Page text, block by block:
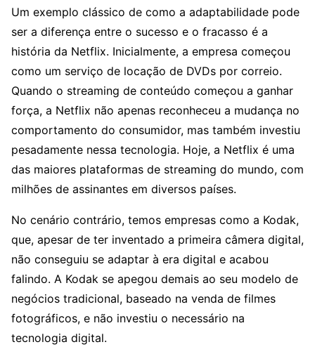
Um exemplo clássico de como a adaptabilidade pode
ser a diferença entre o sucesso e o fracasso é a
história da Netflix. Inicialmente, a empresa começou
como um serviço de locação de DVDs por correio.
Quando o streaming de conteúdo começou a ganhar
força, a Netflix não apenas reconheceu a mudança no
comportamento do consumidor, mas também investiu
pesadamente nessa tecnologia. Hoje, a Netflix é uma
das maiores plataformas de streaming do mundo, com
milhões de assinantes em diversos países.
No cenário contrário, temos empresas como a Kodak,
que, apesar de ter inventado a primeira câmera digital,
não conseguiu se adaptar à era digital e acabou
falindo. A Kodak se apegou demais ao seu modelo de
negócios tradicional, baseado na venda de filmes
fotográficos, e não investiu o necessário na
tecnologia digital.